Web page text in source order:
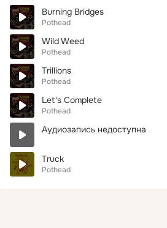
Burning Bridges
Pothead
Wild Weed
Pothead
Trillions
Pothead
Let's Complete
Pothead
Аудиозапись недоступна
Truck
Pothead